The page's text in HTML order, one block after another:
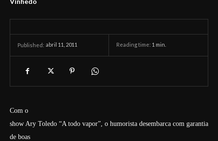
Published: abril 11, 2011 Reading time: 1 min.
Com o
show Ary Toledo “A todo vapor”, o humorista desembarca com garantia
de boas